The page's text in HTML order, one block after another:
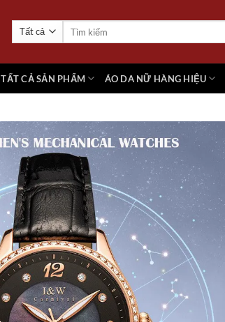
TẤT CẢ SẢN PHẨM ÁO DA NỮ HÀNG HIỆU
Add to
wishlist